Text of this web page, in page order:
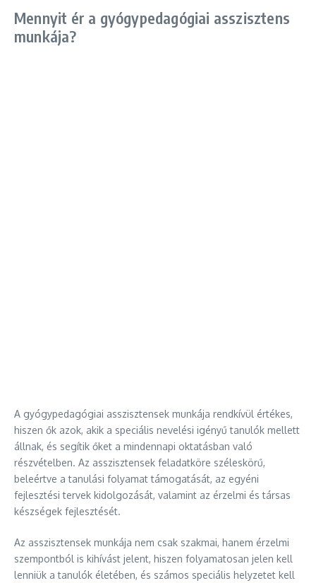
Mennyit ér a gyógypedagógiai asszisztens
munkája?
A gyógypedagógiai asszisztensek munkája rendkívül értékes,
hiszen ők azok, akik a speciális nevelési igényű tanulók mellett
állnak, és segítik őket a mindennapi oktatásban való
részvételben. Az asszisztensek feladatköre széleskörű,
beleértve a tanulási folyamat támogatását, az egyéni
fejlesztési tervek kidolgozását, valamint az érzelmi és társas
készségek fejlesztését.
Az asszisztensek munkája nem csak szakmai, hanem érzelmi
szempontból is kihívást jelent, hiszen folyamatosan jelen kell
lenniük a tanulók életében, és számos speciális helyzetet kell